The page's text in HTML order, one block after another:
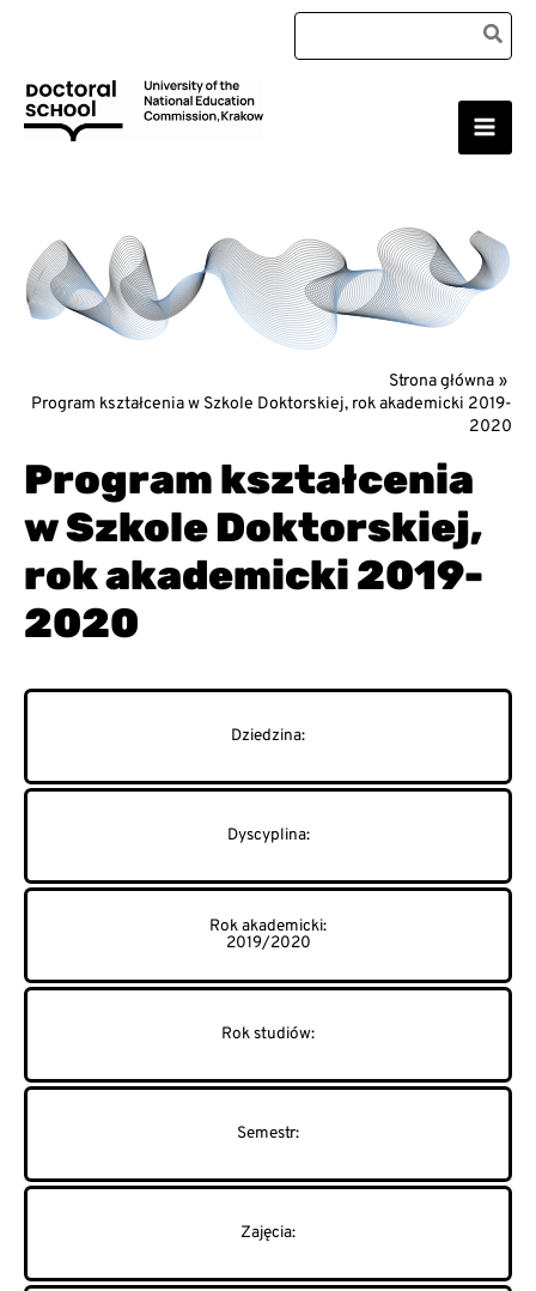
Search
for:
Main
Strona główna
Program kształcenia w Szkole Doktorskiej, rok akademicki 2019-
2020
Program kształcenia
w Szkole Doktorskiej,
rok akademicki 2019-
2020
2019/2020